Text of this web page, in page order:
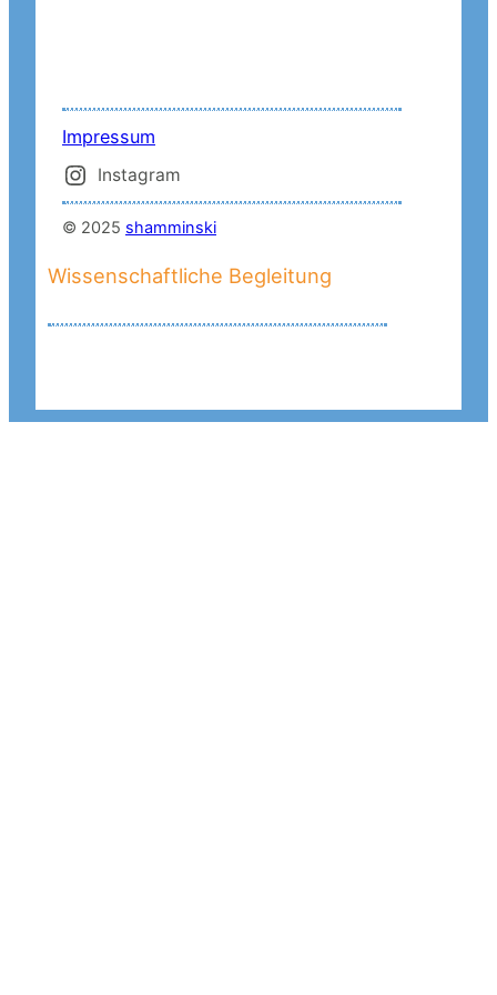
Impressum
Instagram
© 2025 shamminski
Wissenschaftliche Begleitung